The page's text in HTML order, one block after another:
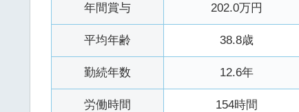
年間賞与 202.0万円
平均年齢 38.8歳
勤続年数 12.6年
労働時間 154時間